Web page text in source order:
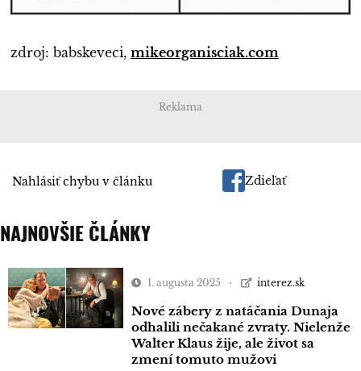
zdroj: babskeveci, mikeorganisciak.com
Reklama
Nahlásiť chybu v článku Zdieľať
NAJNOVŠIE ČLÁNKY
1. augusta 2025 interez.sk
Nové zábery z natáčania Dunaja
odhalili nečakané zvraty. Nielenže
Walter Klaus žije, ale život sa
zmení tomuto mužovi